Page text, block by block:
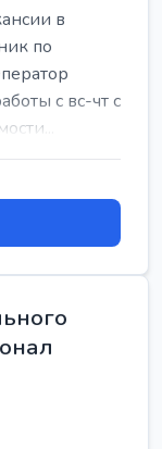
в
по
с вс-чт с